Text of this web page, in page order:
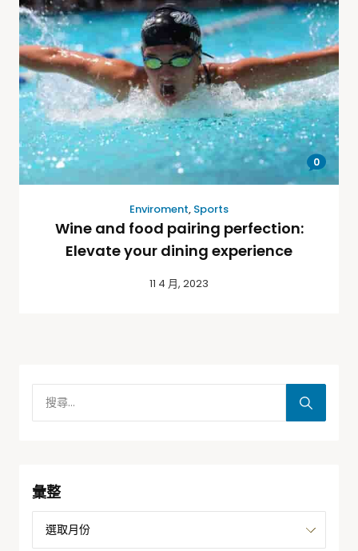
0
Enviroment, Sports
Wine and food pairing perfection:
Elevate your dining experience
11 4 月, 2023
彙整